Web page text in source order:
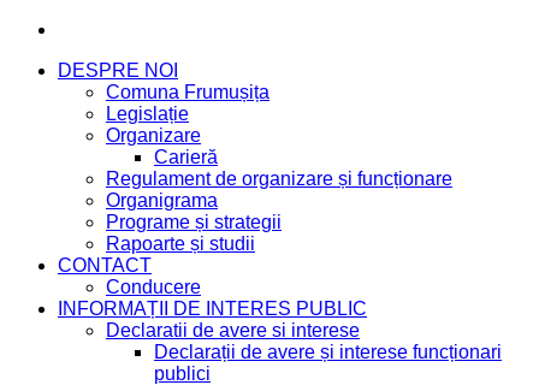
DESPRE NOI
Comuna Frumușița
Legislație
Organizare
Carieră
Regulament de organizare și funcționare
Organigrama
Programe și strategii
Rapoarte și studii
CONTACT
Conducere
INFORMAȚII DE INTERES PUBLIC
Declaratii de avere si interese
Declarații de avere și interese funcționari
publici